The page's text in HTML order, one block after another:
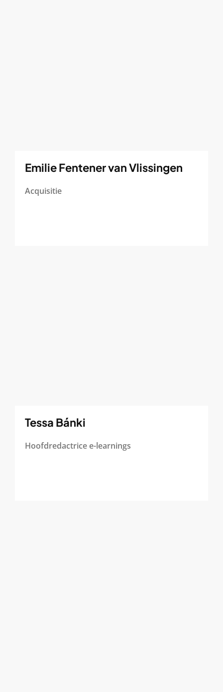
Emilie Fentener van Vlissingen
Acquisitie
Tessa Bánki
Hoofdredactrice e-learnings